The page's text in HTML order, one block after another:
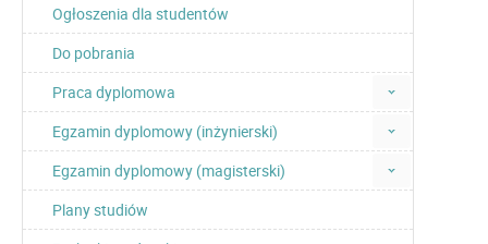
Ogłoszenia dla studentów
Do pobrania
Praca dyplomowa
Egzamin dyplomowy (inżynierski)
Egzamin dyplomowy (magisterski)
Plany studiów